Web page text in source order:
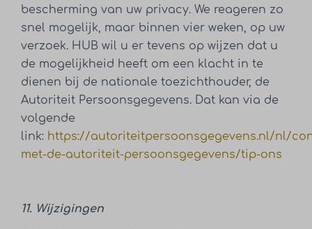
bescherming van uw privacy. We reageren zo
snel mogelijk, maar binnen vier weken, op uw
verzoek. HUB wil u er tevens op wijzen dat u
de mogelijkheid heeft om een klacht in te
dienen bij de nationale toezichthouder, de
Autoriteit Persoonsgegevens. Dat kan via de
volgende
link: https://autoriteitpersoonsgegevens.nl/nl/
met-de-autoriteit-persoonsgegevens/tip-ons
11. Wijzigingen